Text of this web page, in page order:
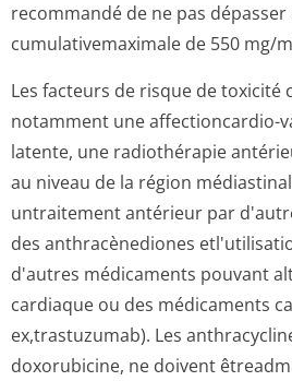
recommandé de ne pas
cumulativemaximale de 550 mg/
Les facteurs de risque de toxicité
notamment une affectioncardio-
latente, une radiothérapie
au niveau de la région
untraitement antérieur par
des anthracènediones
d'autres médicaments pouvant
cardiaque ou des médicaments
ex,trastuzumab). Les
doxorubicine, ne doivent